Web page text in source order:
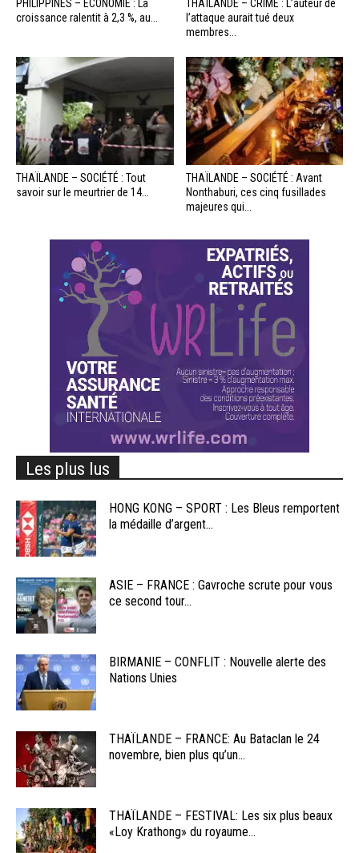
PHILIPPINES – ÉCONOMIE : La
croissance ralentit à 2,3 %, au...
THAÏLANDE – CRIME : L’auteur de
l’attaque aurait tué deux
membres...
THAÏLANDE – SOCIÉTÉ : Tout
savoir sur le meurtrier de 14...
THAÏLANDE – SOCIÉTÉ : Avant
Nonthaburi, ces cinq fusillades
majeures qui...
Les plus lus
HONG KONG – SPORT : Les Bleus remportent
la médaille d’argent...
ASIE – FRANCE : Gavroche scrute pour vous
ce second tour...
BIRMANIE – CONFLIT : Nouvelle alerte des
Nations Unies
THAÏLANDE – FRANCE: Au Bataclan le 24
novembre, bien plus qu’un...
THAÏLANDE – FESTIVAL: Les six plus beaux
«Loy Krathong» du royaume...